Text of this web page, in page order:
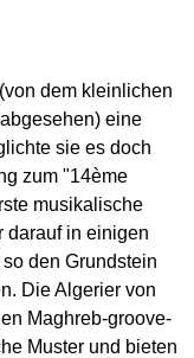
dem kleinlichen
eine
sie es doch
zum "14ème
musikalische
darauf in einigen
den Grundstein
Die Algerier von
Maghreb-groove-
Muster und bieten